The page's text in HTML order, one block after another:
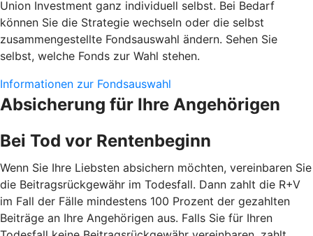
Union Investment ganz individuell selbst. Bei Bedarf
können Sie die Strategie wechseln oder die selbst
zusammengestellte Fondsauswahl ändern. Sehen Sie
selbst, welche Fonds zur Wahl stehen.
Informationen zur Fondsauswahl
Absicherung für Ihre Angehörigen
Bei Tod vor Rentenbeginn
Wenn Sie Ihre Liebsten absichern möchten, vereinbaren Sie
die Beitragsrückgewähr im Todesfall. Dann zahlt die R+V
im Fall der Fälle mindestens 100 Prozent der gezahlten
Beiträge an Ihre Angehörigen aus. Falls Sie für Ihren